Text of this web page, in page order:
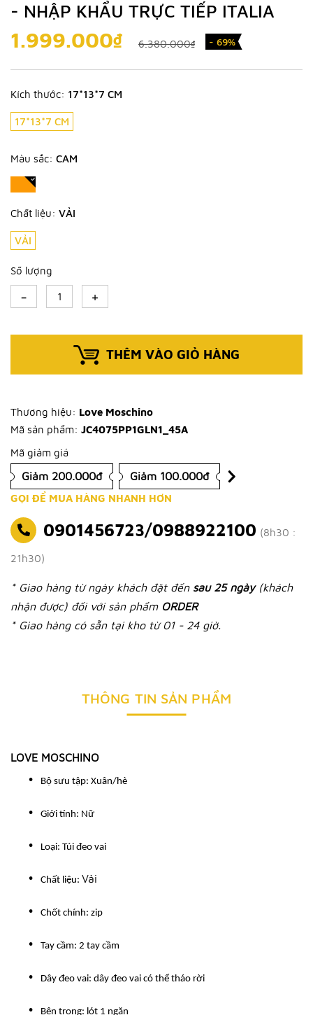
- NHẬP KHẨU TRỰC TIẾP ITALIA
1.999.000₫ 6.380.000₫ - 69%
Kích thước: 17*13*7 CM
17*13*7 CM
Màu sắc: CAM
Chất liệu: VẢI
VẢI
Số lượng
- +
THÊM VÀO GIỎ HÀNG
Thương hiệu: Love Moschino
Mã sản phẩm: JC4075PP1GLN1_45A
Mã giảm giá
Giảm 200.000đ Giảm 100.000đ
GỌI ĐỂ MUA HÀNG NHANH HƠN
0901456723/0988922100 (8h30 :
21h30)
* Giao hàng từ ngày khách đặt đến sau 25 ngày (khách
nhận được) đối với sản phẩm ORDER
* Giao hàng có sẵn tại kho từ 01 - 24 giờ.
THÔNG TIN SẢN PHẨM
LOVE MOSCHINO
Bộ sưu tập: Xuân/hè
Giới tính: Nữ
Loại: Túi đeo vai
Chất liệu: Vải
Chốt chính: zip
Tay cầm: 2 tay cầm
Dây đeo vai: dây đeo vai có thể tháo rời
Bên trong: lót 1 ngăn